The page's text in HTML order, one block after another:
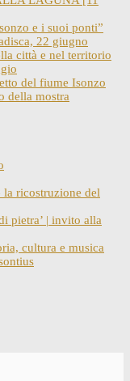
e i suoi ponti”
22 giugno
città e nel territorio
del fiume Isonzo
della mostra
la ricostruzione del
pietra’ | invito alla
cultura e musica